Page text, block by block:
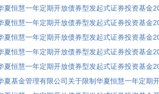
夏恒慧一年定期开放债券型发起式证券投资基金
夏恒慧一年定期开放债券型发起式证券投资基金
夏恒慧一年定期开放债券型发起式证券投资基金
夏恒慧一年定期开放债券型发起式证券投资基金
夏恒慧一年定期开放债券型发起式证券投资基金
夏基金管理有限公司关于限制华夏恒慧一年定期